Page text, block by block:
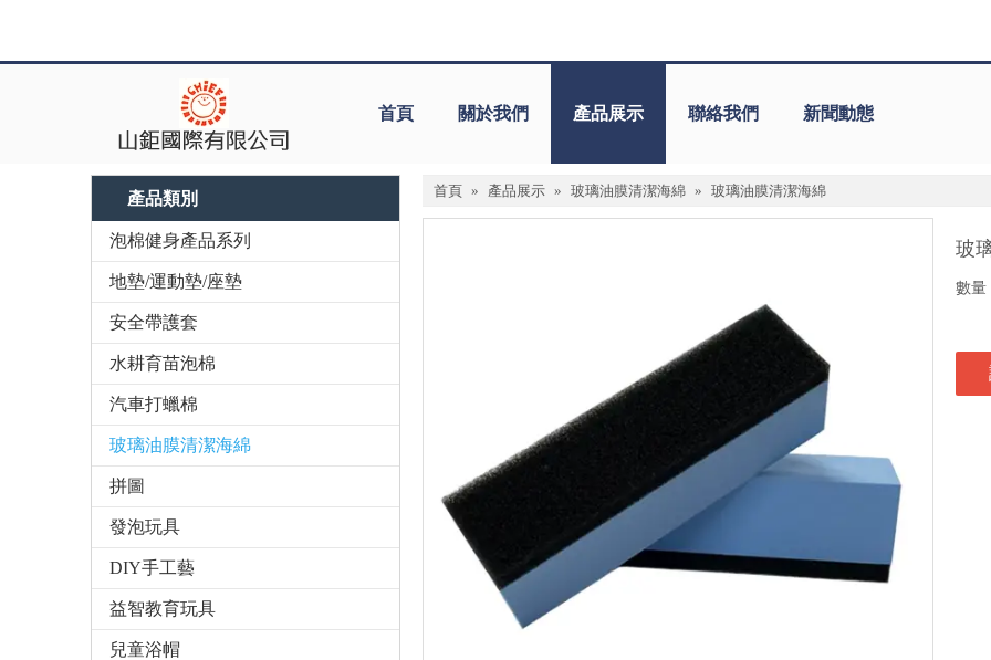
首頁 關於我們 產品展示 聯絡我們 新聞動態
產品類別
泡棉健身產品系列
地墊/運動墊/座墊
安全帶護套
水耕育苗泡棉
汽車打蠟棉
玻璃油膜清潔海綿
拼圖
發泡玩具
DIY手工藝
益智教育玩具
兒童浴帽
首頁 » 產品展示 » 玻璃油膜清潔海綿 » 玻璃油膜清潔海綿
玻
數量